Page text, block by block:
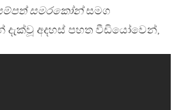
සමරකෝන්සමග
දැක්වූ අදහස් පහත වීඩියෝවෙන්,